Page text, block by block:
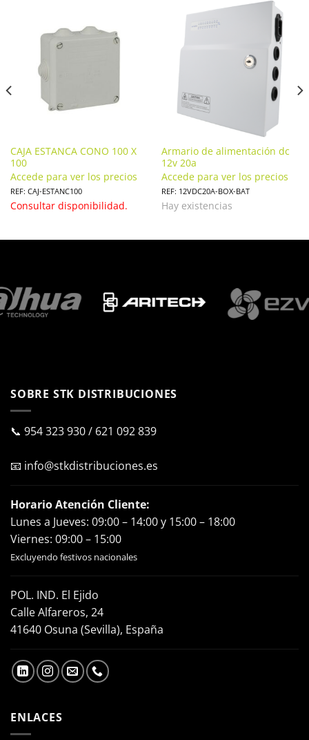
CAJA ESTANCA CONO 100 X
100
Accede para ver los precios
REF: CAJ-ESTANC100
Consultar disponibilidad.
Armario de alimentación dc
12v 20a
Accede para ver los precios
REF: 12VDC20A-BOX-BAT
Hay existencias
SOBRE STK DISTRIBUCIONES
📞 954 323 930/ 621 092 839
📧 info@stkdistribuciones.es
Horario Atención Cliente:
Lunes a Jueves: 09:00 – 14:00 y 15:00 – 18:00
Viernes: 09:00 – 15:00
Excluyendo festivos nacionales
POL. IND. El Ejido
Calle Alfareros, 24
41640 Osuna (Sevilla), España
ENLACES